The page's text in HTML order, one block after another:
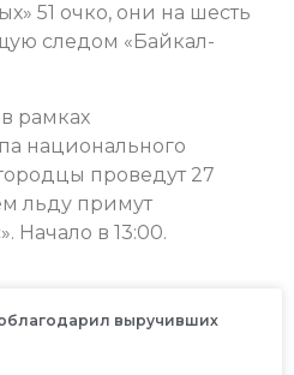
51 очко, они на шесть
следом «Байкал-
рамках
национального
проведут 27
льду примут
Начало в 13:00.
выручивших